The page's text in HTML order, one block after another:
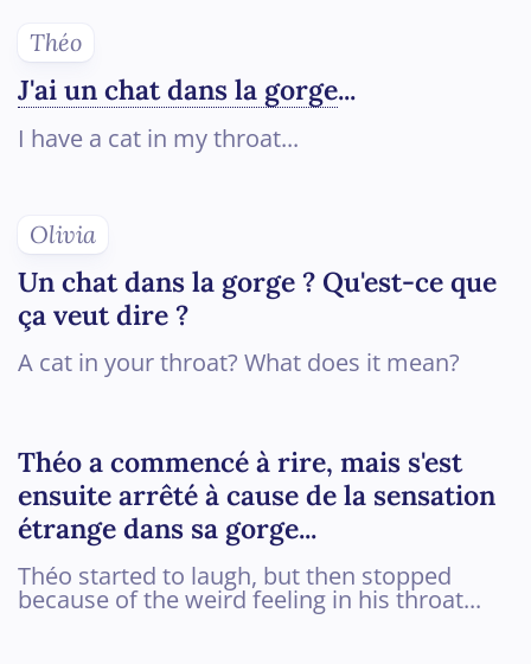
Théo
J'ai un chat dans la gorge...
I have a cat in my throat...
Olivia
Un chat dans la gorge ? Qu'est-ce que
ça veut dire ?
A cat in your throat? What does it mean?
Théo a commencé à rire, mais s'est
ensuite arrêté à cause de la sensation
étrange dans sa gorge...
Théo started to laugh, but then stopped
because of the weird feeling in his throat...